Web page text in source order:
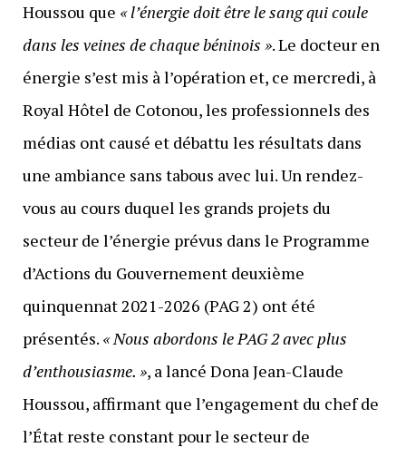
Houssou que « l’énergie doit être le sang qui coule
dans les veines de chaque béninois ». Le docteur en
énergie s’est mis à l’opération et, ce mercredi, à
Royal Hôtel de Cotonou, les professionnels des
médias ont causé et débattu les résultats dans
une ambiance sans tabous avec lui. Un rendez-
vous au cours duquel les grands projets du
secteur de l’énergie prévus dans le Programme
d’Actions du Gouvernement deuxième
quinquennat 2021-2026 (PAG 2) ont été
présentés. « Nous abordons le PAG 2 avec plus
d’enthousiasme. », a lancé Dona Jean-Claude
Houssou, affirmant que l’engagement du chef de
l’État reste constant pour le secteur de